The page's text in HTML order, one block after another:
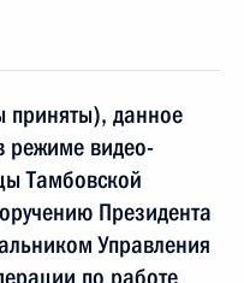
приняты), данное
режиме видео-
Тамбовской
Президента
Управления
по работе